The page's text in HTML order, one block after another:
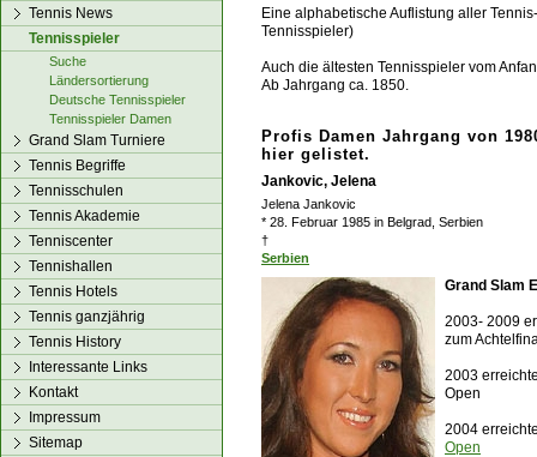
Eine alphabetische Auflistung aller
Tennisspieler)
Auch die ältesten Tennisspieler vom
Ab Jahrgang ca. 1850.
Profis Damen Jahrgang von
hier gelistet.
Jankovic, Jelena
Jelena Jankovic
* 28. Februar 1985 in Belgrad, Serbien
†
Serbien
Grand Slam
2003- 2009
zum
2003
Open
2004
Open
Tennis News
Tennisspieler
Suche
Ländersortierung
Deutsche Tennisspieler
Tennisspieler Damen
Grand Slam Turniere
Tennis Begriffe
Tennisschulen
Tennis Akademie
Tenniscenter
Tennishallen
Tennis Hotels
Tennis ganzjährig
Tennis History
Interessante Links
Kontakt
Impressum
Sitemap